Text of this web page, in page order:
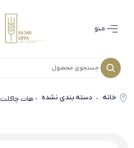
خانه - دسته بندی نشده - هات چاکلت